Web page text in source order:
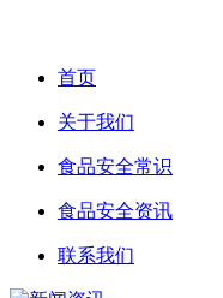
首页
关于我们
食品安全常识
食品安全资讯
联系我们